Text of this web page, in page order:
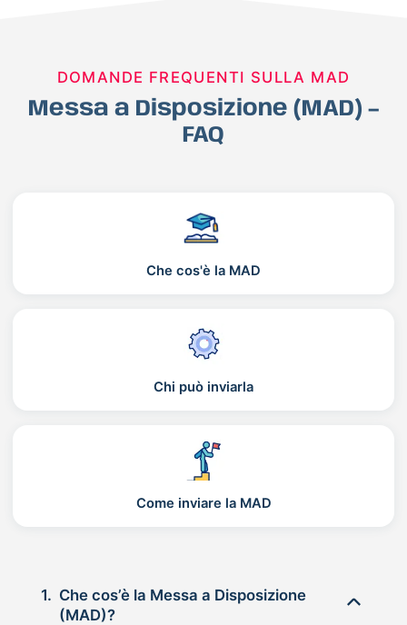
DOMANDE FREQUENTI SULLA MAD
Messa a Disposizione (MAD) –
FAQ
Che cos'è la MAD
Chi può inviarla
Come inviare la MAD
1. Che cos’è la Messa a Disposizione
(MAD)?